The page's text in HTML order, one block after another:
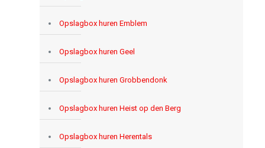
Opslagbox huren Emblem
Opslagbox huren Geel
Opslagbox huren Grobbendonk
Opslagbox huren Heist op den Berg
Opslagbox huren Herentals